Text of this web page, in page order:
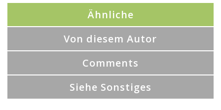
Ähnliche
Von diesem Autor
Comments
Siehe Sonstiges